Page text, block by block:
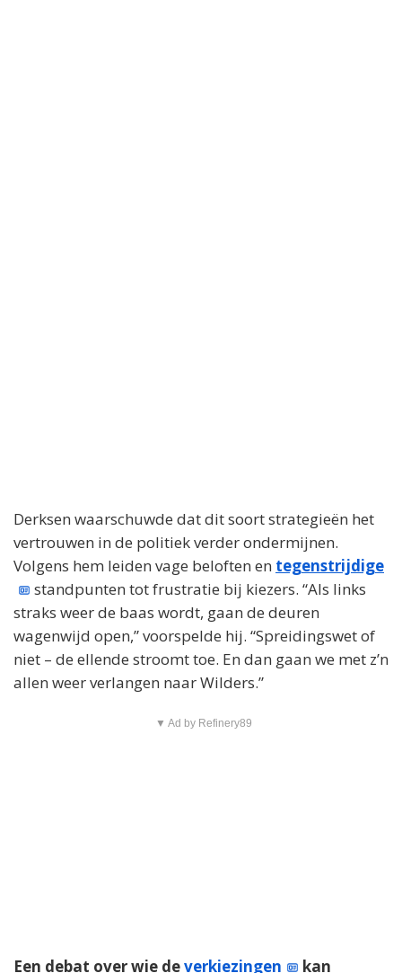
Derksen waarschuwde dat dit soort strategieën het
vertrouwen in de politiek verder ondermijnen.
Volgens hem leiden vage beloften en tegenstrijdige
standpunten tot frustratie bij kiezers. “Als links
straks weer de baas wordt, gaan de deuren
wagenwijd open,” voorspelde hij. “Spreidingswet of
niet – de ellende stroomt toe. En dan gaan we met z’n
allen weer verlangen naar Wilders.”
▼ Ad by Refinery89
Een debat over wie deverkiezingen kan